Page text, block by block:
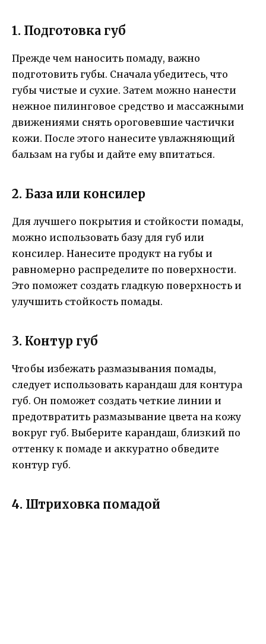
1. Подготовка губ
Прежде чем наносить помаду, важно
подготовить губы. Сначала убедитесь, что
губы чистые и сухие. Затем можно нанести
нежное пилинговое средство и массажными
движениями снять ороговевшие частички
кожи. После этого нанесите увлажняющий
бальзам на губы и дайте ему впитаться.
2. База или консилер
Для лучшего покрытия и стойкости помады,
можно использовать базу для губ или
консилер. Нанесите продукт на губы и
равномерно распределите по поверхности.
Это поможет создать гладкую поверхность и
улучшить стойкость помады.
3. Контур губ
Чтобы избежать размазывания помады,
следует использовать карандаш для контура
губ. Он поможет создать четкие линии и
предотвратить размазывание цвета на кожу
вокруг губ. Выберите карандаш, близкий по
оттенку к помаде и аккуратно обведите
контур губ.
4. Штриховка помадой